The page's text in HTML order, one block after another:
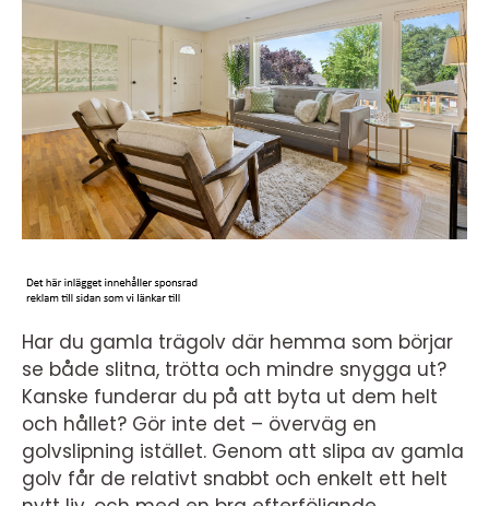
Har du gamla trägolv där hemma som börjar
se både slitna, trötta och mindre snygga ut?
Kanske funderar du på att byta ut dem helt
och hållet? Gör inte det – överväg en
golvslipning istället. Genom att slipa av gamla
golv får de relativt snabbt och enkelt ett helt